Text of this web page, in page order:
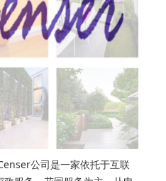
公司是一家依托于互联